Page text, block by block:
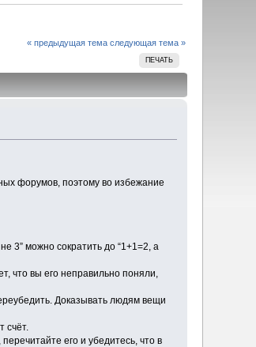
« предыдущая тема следующая тема »
ПЕЧАТЬ
форумов, поэтому во избежание
3” можно сократить до “1+1=2, а
что вы его неправильно поняли,
Доказывать людям вещи
счёт.
его и убедитесь, что в